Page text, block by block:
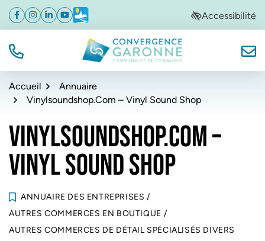
Aller
navigation
Aller
au
Aller
au
de
Facebook
(ouverture dans un nouvel onglet)
Instagram
(ouverture dans un nouvel onglet)
Linkedin
(ouverture dans un nouvel onglet)
YouTube
(ouverture dans un nouvel onglet)
Météo
(ouverture dans un nouvel onglet)Accessibilité
TÉL. Convergence Garonne
Accueil
Annuaire
Vinylsoundshop.Com – Vinyl Sound Shop
VINYLSOUNDSHOP.COM –
VINYL SOUND SHOP
ANNUAIRE DES ENTREPRISES /
AUTRES COMMERCES EN BOUTIQUE /
AUTRES COMMERCES DE DÉTAIL SPÉCIALISÉS DIVERS